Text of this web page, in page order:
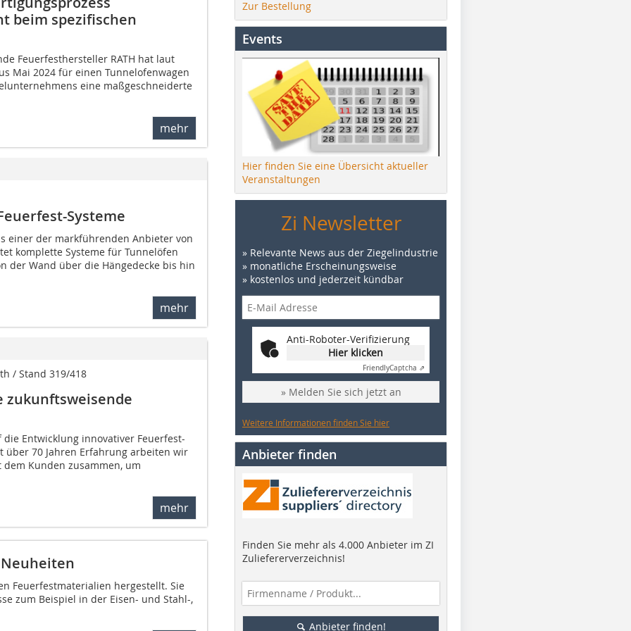
beim spezifischen
Feuerfesthersteller RATH hat laut
Mai 2024 für einen Tunnelofenwagen
eine maßgeschneiderte
mehr
Systeme
einer der markführenden Anbieter von
komplette Systeme für Tunnelöfen
der Wand über die Hängedecke bis hin
mehr
/ Stand 319/418
zukunftsweisende
Entwicklung innovativer Feuerfest-
über 70 Jahren Erfahrung arbeiten wir
Kunden zusammen, um
mehr
Feuerfestmaterialien hergestellt. Sie
zum Beispiel in der Eisen- und Stahl-,
Zur Bestellung
Events
Hier finden Sie eine Übersicht aktueller
Veranstaltungen
Zi Newsletter
» Relevante News aus der Ziegelindustrie
» monatliche Erscheinungsweise
» kostenlos und jederzeit kündbar
Anti-Roboter-Verifizierung
Hier klicken
FriendlyCaptcha ⇗
» Melden Sie sich jetzt an
Weitere Informationen finden Sie hier
Anbieter finden
Finden Sie mehr als 4.000 Anbieter im ZI
Zuliefererverzeichnis!
Anbieter finden!